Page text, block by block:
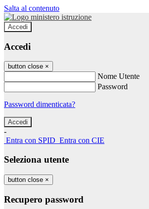
Salta al contenuto
Accedi
Accedi
button close ×
Nome Utente
Password
Password dimenticata?
-
Entra con SPID Entra con CIE
Seleziona utente
button close ×
Recupero password